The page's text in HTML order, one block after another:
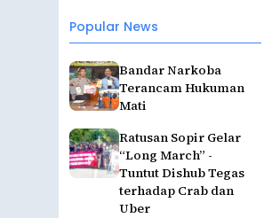
Popular News
Bandar Narkoba
Terancam Hukuman
Mati
Ratusan Sopir Gelar
“Long March” -
Tuntut Dishub Tegas
terhadap Crab dan
Uber